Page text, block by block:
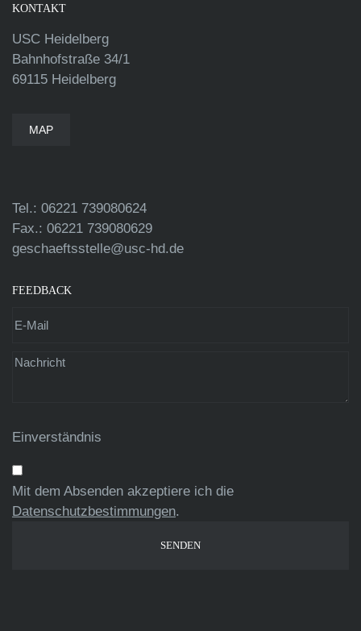
KONTAKT
USC Heidelberg
Bahnhofstraße 34/1
69115 Heidelberg
MAP
Tel.: 06221 739080624
Fax.: 06221 739080629
geschaeftsstelle@usc-hd.de
FEEDBACK
Einverständnis
Mit dem Absenden akzeptiere ich die
Datenschutzbestimmungen.